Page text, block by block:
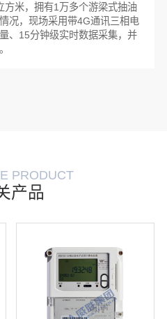
方米，拥有1万多个游梁式抽油
况，现场采用带4G通讯三相电
、15分钟级实时数据采集，并
PRODUCT
产品